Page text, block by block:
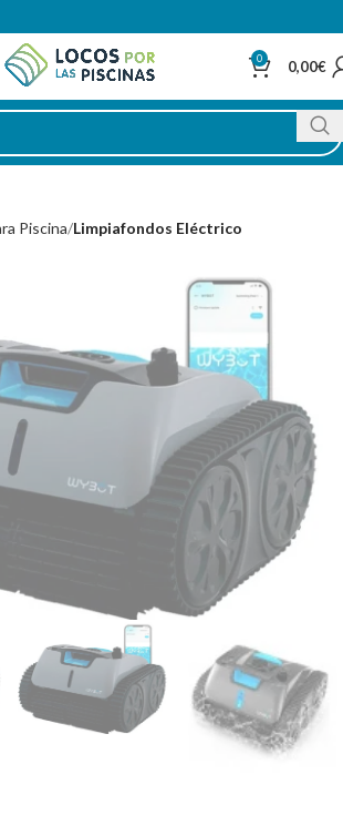
0 0,00€
Piscina Limpiafondos Eléctrico